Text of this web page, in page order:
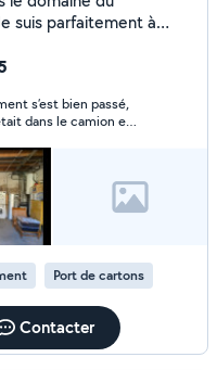
suis parfaitement à
pas à
s’est bien passé,
dans le camion en
et étaient
déménagement
testé les grosses
: là rien à voir c’était
Port de cartons
Contacter